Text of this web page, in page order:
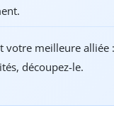
votre meilleure alliée
découpez-le.